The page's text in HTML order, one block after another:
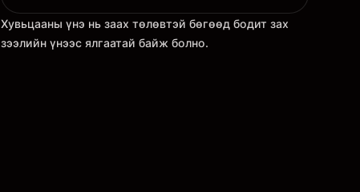
Хувьцааны үнэ нь заах төлөвтэй бөгөөд бодит зах
зээлийн үнээс ялгаатай байж болно.